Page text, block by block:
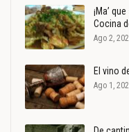
¡Ma’
Cocina
Ago 2,
El vino
Ago 1,